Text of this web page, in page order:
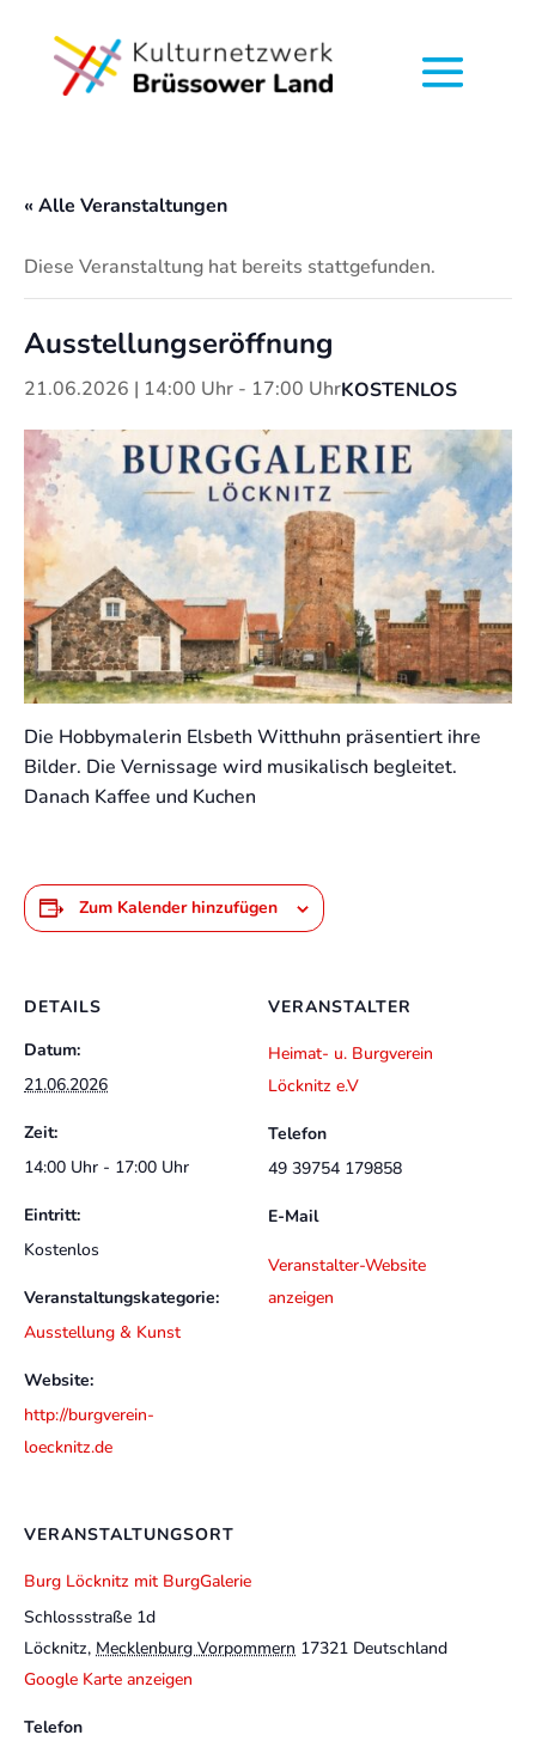
« Alle Veranstaltungen
Diese Veranstaltung hat bereits stattgefunden.
Ausstellungseröffnung
21.06.2026 | 14:00 Uhr - 17:00 UhrKOSTENLOS
Die Hobbymalerin Elsbeth Witthuhn präsentiert ihre
Bilder. Die Vernissage wird musikalisch begleitet.
Danach Kaffee und Kuchen
Zum Kalender hinzufügen
DETAILS
Datum:
21.06.2026
Zeit:
14:00 Uhr - 17:00 Uhr
Eintritt:
Kostenlos
Veranstaltungskategorie:
Ausstellung & Kunst
Website:
http://burgverein-
loecknitz.de
VERANSTALTER
Heimat- u. Burgverein
Löcknitz e.V
Telefon
49 39754 179858
E-Mail
Veranstalter-Website
anzeigen
VERANSTALTUNGSORT
Burg Löcknitz mit BurgGalerie
Schlossstraße 1d
Löcknitz, Mecklenburg Vorpommern 17321 Deutschland
Google Karte anzeigen
Telefon